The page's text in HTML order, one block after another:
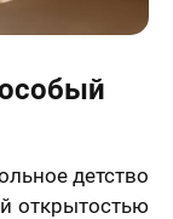
детство
открытостью